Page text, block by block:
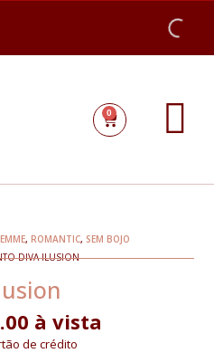
0
, ROMANTIC, SEM BOJO
DIVA ILUSION
à vista
de crédito